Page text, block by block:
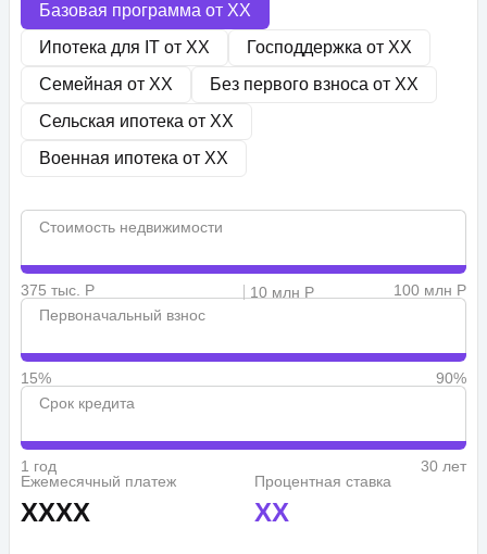
Базовая программа от XX
Ипотека для IT от XX Господдержка от XX
Семейная от XX Без первого взноса от XX
Сельская ипотека от XX
Военная ипотека от XX
Стоимость недвижимости
375 тыс. Р 10 млн Р
100 млн Р
Первоначальный взнос
15%
90%
Срок кредита
1 год
30 лет
Ежемесячный платеж
XXXX
Процентная ставка
XX